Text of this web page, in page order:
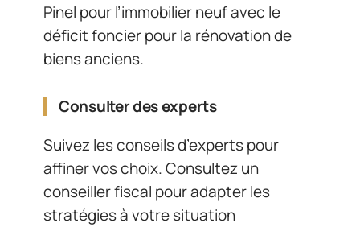
Pinel pour l’immobilier neuf avec le
déficit foncier pour la rénovation de
biens anciens.
Consulter des experts
Suivez les conseils d’experts pour
affiner vos choix. Consultez un
conseiller fiscal pour adapter les
stratégies à votre situation